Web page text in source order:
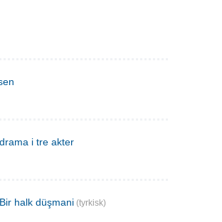
i tre akter
halk düşmani (tyrkisk)